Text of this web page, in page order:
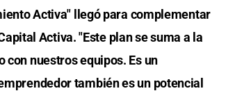
Activa" llegó para complementar
Activa. "Este plan se suma a la
nuestros equipos. Es un
también es un potencial